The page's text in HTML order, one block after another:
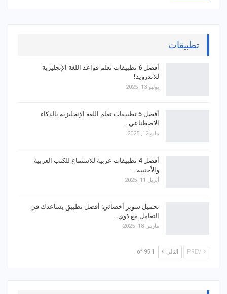
تطبيقات
أفضل 6 تطبيقات تعلم قواعد اللغة الإنجليزية
للاندرويد!
يوليو 13, 2025
أفضل 5 تطبيقات تعلم اللغة الإنجليزية بالذكاء
الاصطناعي…
مايو 12, 2025
أفضل 4 تطبيقات عربية للاستماع للكتب العربية
والأجنبية…
أبريل 11, 2025
تحميل سوبر أخصائي: أفضل تطبيق يساعدك في
التعامل مع ذوي…
مارس 18, 2025
التالي 1 of 95